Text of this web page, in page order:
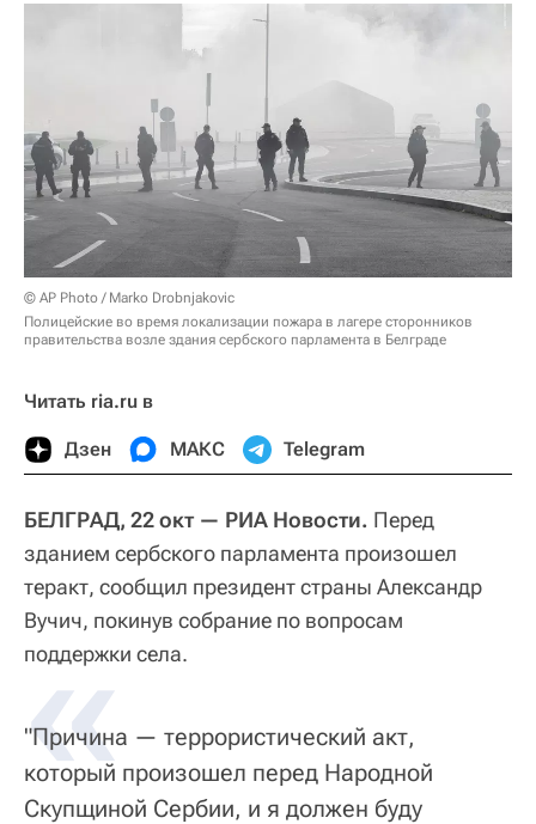
© AP Photo / Marko Drobnjakovic
Полицейские во время локализации пожара в лагере сторонников
правительства возле здания сербского парламента в Белграде
Читать ria.ru в
Дзен МАКС Telegram
БЕЛГРАД, 22 окт — РИА Новости. Перед
зданием сербского парламента произошел
теракт, сообщил президент страны Александр
Вучич, покинув собрание по вопросам
поддержки села.
«
"Причина — террористический акт,
который произошел перед Народной
Скупщиной Сербии, и я должен буду